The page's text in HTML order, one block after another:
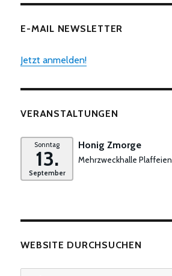
Beiträge
E-MAIL NEWSLETTER
Jetzt anmelden!
VERANSTALTUNGEN
Sonntag
13.
September
Honig Zmorge
Mehrzweckhalle Plaffeien
WEBSITE DURCHSUCHEN